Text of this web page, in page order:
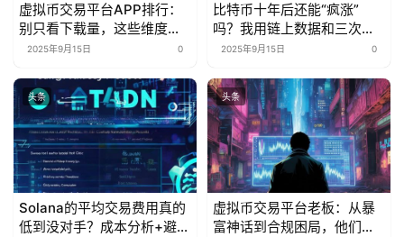
虚拟币交易平台APP排行：
别只看下载量，这些维度才
是“真·核心指标”
2025年9月15日 0
比特币十年后还能“疯涨”
吗？我用链上数据和三次抄
底经历告诉你
2025年9月15日 0
头条
Solana的平均交易费用真的
低到没对手？成本分析+避坑
头条
虚拟币交易平台老板：从暴
富神话到合规困局，他们的